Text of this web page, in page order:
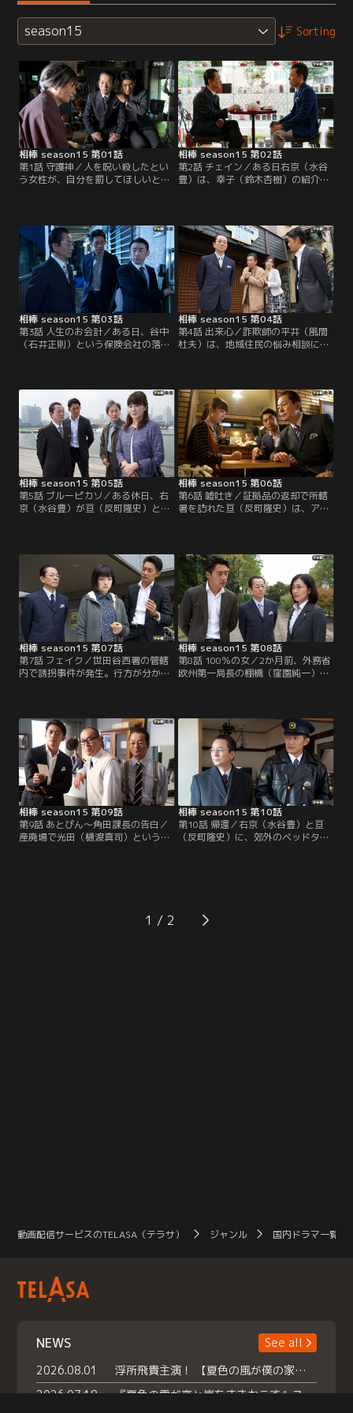
season15 Sorting
相棒 season15 第01話
第1話 守護神／人を呪い殺したとい
う女性が、自分を罰してほしいと捜
の一部始終を見ていた青木（浅利陽
介）は、それを右京（水谷豊）に報
告する。青木は以前、向かいのマン
ションで女性が殺害された事件を目
撃しながら、警察への極度の嫌悪か
ら証言を拒み…。
相棒 season15 第02話
第2話 チェイン／ある日右京（水谷
豊）は、幸子（鈴木杏樹）の紹介
放つ自家製シガーを吸っていた“工
藤春馬”という男。その香りに魅せ
られた羽賀は、一本分けてもらった
ことをきっかけに交流を持つように
なったのだが…。
相棒 season15 第03話
第3話 人生のお会計／ある日、谷中
（石井正則）という保険会社の落ち
な身の上をかんがみて、「今までし
たくても出来なかったことをやろ
う」と思い立つ。そんな折、営業で
たまたま飛び込んだアパートで、山
本（十貫寺梅軒）という年配の男性
が…。
相棒 season15 第04話
第4話 出来心／詐欺師の平井（風間
杜夫）は、地域住民の悩み相談に乗
れ、金を下ろさせるために一緒にコ
ンビニのATMへ。そのさなか、女性
がひったくりにあっている現場に遭
遇。一旦は「取り締まるのは警察の
仕事」と、立ち去ろうとした平井だ
ったが…。
相棒 season15 第05話
第5話 ブルーピカソ／ある休日、右
京（水谷豊）が亘（反町隆史）と訪
いう画家の絵画に、三上自身が「こ
んな駄作に価値はない」とオークシ
ョンを拒否する騒動を起こしたの
だ。その夜、三上が歩道橋から転落
死する。伊丹（川原和久）たち捜査
一課は…。
相棒 season15 第06話
第6話 嘘吐き／証拠品の返却で所轄
署を訪れた亘（反町隆史）は、アパ
日前、隣室から激しく争う音が聞こ
えたかと思うと急に静まりかえり、
その後元々住んでいた地味で背の高
い女性を見かけなくなり、彼女とは
まったく印象が異なる、派手で小柄
な女と…。
相棒 season15 第07話
第7話 フェイク／世田谷西署の管轄
内で誘拐事件が発生。行方が分から
と捜査本部にやってきた右京（水谷
豊）と亘（反町隆史）は、署で遺体
を確認し、茫然自失のまま帰路につ
いた翔太の母・美奈子（安達祐実）
の姿を見かける。
相棒 season15 第08話
第8話 100％の女／2か月前、外務省
欧州第一局長の棚橋（窪園純一）
は慎重に捜査を開始していた。そん
な中、公園近くの中学校で教師をす
る田村紗季（志保）が、犯人らしき
人物を目撃したと名乗り出る。証言
によると、目撃したのは棚橋と同じ
外務省に勤める…。
相棒 season15 第09話
第9話 あとぴん～角田課長の告白／
産廃場で光田（樋渡真司）という男
ると、光田の妻は当時の恩師・小林
（柴田次郎）の娘で、病床に伏して
相棒 season15 第10話
第10話 帰還／右京（水谷豊）と亘
（反町隆史）に、郊外のベッドタウ
開かれていた。それは、都内の浄化
作戦で成果を上げた四方田のための
1
動画配信サービスのTELASA（テラサ） ジャンル 国内ドラマ一覧（
NEWS
See all
2026.08.01
浮所飛貴主演！ 【夏色の風が僕の家にやってきた】 本日よりテラサで独占配信スタート！
2026.07.18
『夏色の雲が恋と嵐をまきおこす』スペシャルメイキング 【Part1】2026年７月18日（土）23時30分～配信スタート！話題のシーンの裏側を大公開！豪華キャスト大集合！ 『武宮家 真夏の家族会議』開催！